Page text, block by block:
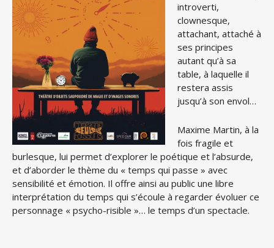
introverti,
clownesque,
attachant, attaché à
ses principes
autant qu’à sa
table, à laquelle il
restera assis
jusqu’à son envol…
Maxime Martin, à la
fois fragile et
burlesque, lui permet d’explorer le poétique et l’absurde,
et d’aborder le thème du « temps qui passe » avec
sensibilité et émotion. Il offre ainsi au public une libre
interprétation du temps qui s’écoule à regarder évoluer ce
personnage « psycho-risible »… le temps d’un spectacle.